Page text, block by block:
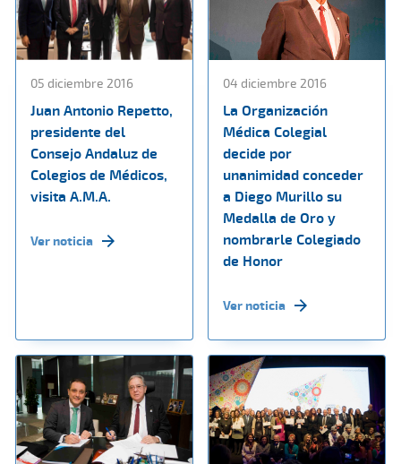
05 diciembre 2016
Juan Antonio Repetto,
presidente del
Consejo Andaluz de
Colegios de Médicos,
visita A.M.A.
Ver noticia
04 diciembre 2016
La Organización
Médica Colegial
decide por
unanimidad conceder
a Diego Murillo su
Medalla de Oro y
nombrarle Colegiado
de Honor
Ver noticia